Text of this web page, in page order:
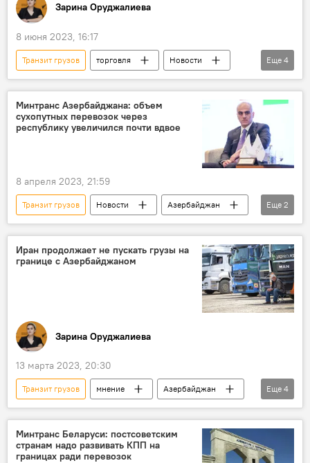
Зарина Оруджалиева
8 июня 2023, 16:17
Транзит грузов торговля
Новости
Азербайджан
СНГ
Сочи
товарооборот
Еще 4
Минтранс Азербайджана: объем
сухопутных перевозок через
республику увеличился почти вдвое
8 апреля 2023, 21:59
Транзит грузов Новости
Азербайджан
Министерство цифрового развития и транспорта Азербайджана
Еще 2
Иран продолжает не пускать грузы на
границе с Азербайджаном
Зарина Оруджалиева
13 марта 2023, 20:30
Транзит грузов мнение
Азербайджан
граница
Иран
Дагестан
Беларусь
Еще 4
Минтранс Беларуси: постсоветским
странам надо развивать КПП на
границах ради перевозок